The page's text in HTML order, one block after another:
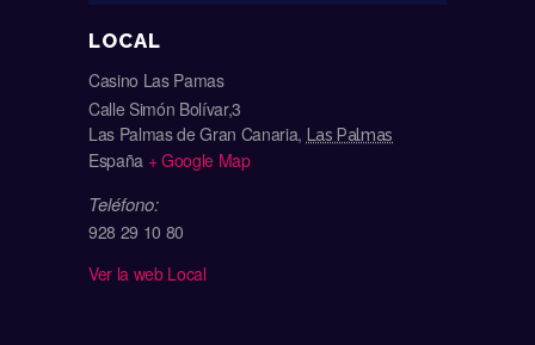
LOCAL
Casino Las Pamas
Calle Simón Bolívar,3
Las Palmas de Gran Canaria, Las Palmas
España + Google Map
Teléfono:
928 29 10 80
Ver la web Local